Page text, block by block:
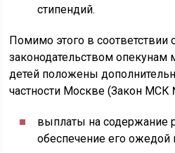
стипендий.
Помимо этого в соответствии
законодательством опекунам
детей положены
частности Москве (Закон МСК
выплаты на содержание
обеспечение его ожедой